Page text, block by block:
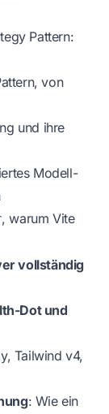
Pattern:
von
und ihre
Modell-
, warum Vite
vollständig
Dot und
Tailwind v4,
: Wie ein